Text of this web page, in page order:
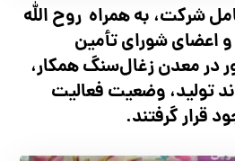
شرکت، به همراه روح الله
و اعضای شورای تأ‌مین
در معدن زغال‌سنگ همکار،
تولید، وضعیت فعالیت
قرار گرفتند.